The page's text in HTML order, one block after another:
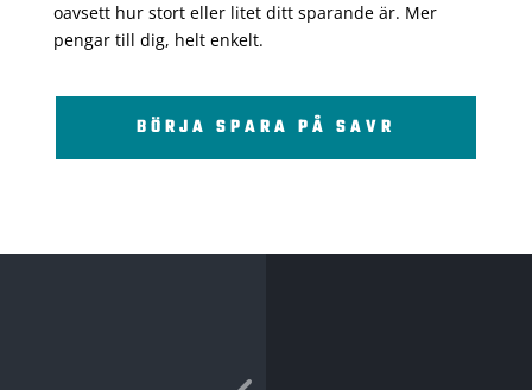
oavsett hur stort eller litet ditt sparande är. Mer
pengar till dig, helt enkelt.
BÖRJA SPARA PÅ SAVR